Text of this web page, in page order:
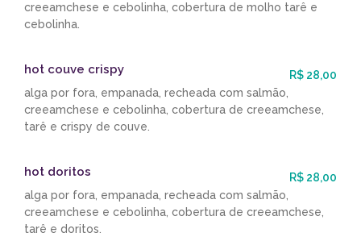
creeamchese e cebolinha, cobertura de molho tarê e
cebolinha.
hot couve crispy
R$ 28,00
alga por fora, empanada, recheada com salmão,
creeamchese e cebolinha, cobertura de creeamchese,
tarê e crispy de couve.
hot doritos
R$ 28,00
alga por fora, empanada, recheada com salmão,
creeamchese e cebolinha, cobertura de creeamchese,
tarê e doritos.